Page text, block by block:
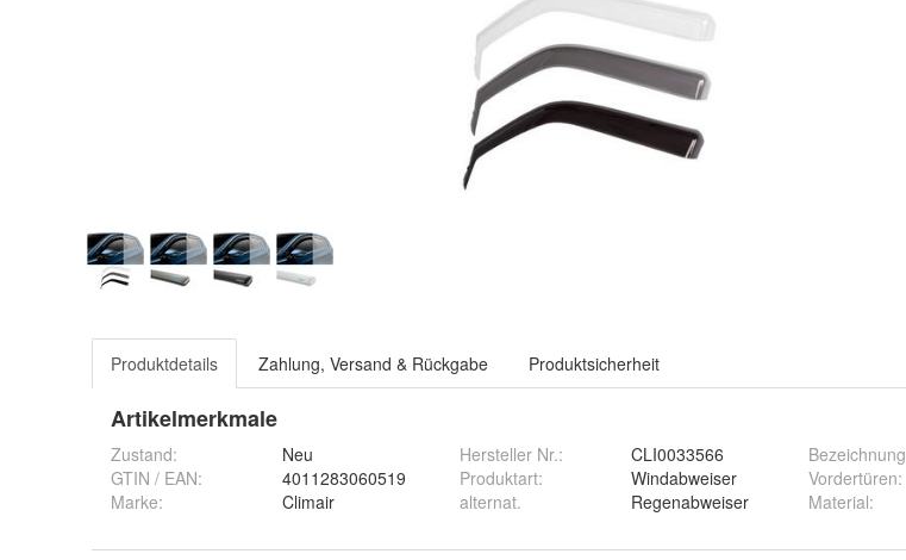
Produktdetails Zahlung, Versand & Rückgabe Produktsicherheit
Artikelmerkmale
Zustand:
Neu
GTIN / EAN:
4011283060519
Marke:
Climair
Hersteller Nr.:
CLI0033566
Produktart:
Windabweiser
alternat.
Bezeichnung
Regenabweiser
Vordertüren:
Material: